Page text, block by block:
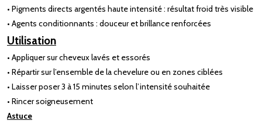
• Pigments directs argentés haute intensité : résultat froid très visible
• Agents conditionnants : douceur et brillance renforcées
Utilisation
• Appliquer sur cheveux lavés et essorés
• Répartir sur l’ensemble de la chevelure ou en zones ciblées
• Laisser poser 3 à 15 minutes selon l’intensité souhaitée
• Rincer soigneusement
Astuce